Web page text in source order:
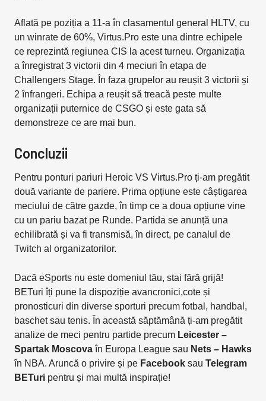
Aflată pe poziția a 11-a în clasamentul general HLTV, cu
un winrate de 60%, Virtus.Pro este una dintre echipele
ce reprezintă regiunea CIS la acest turneu. Organizația
a înregistrat 3 victorii din 4 meciuri în etapa de
Challengers Stage. În faza grupelor au reușit 3 victorii și
2 înfrangeri. Echipa a reușit să treacă peste multe
organizații puternice de CSGO și este gata să
demonstreze ce are mai bun.
Concluzii
Pentru ponturi pariuri Heroic VS Virtus.Pro ți-am pregătit
două variante de pariere. Prima opțiune este câștigarea
meciului de către gazde, în timp ce a doua opțiune vine
cu un pariu bazat pe Runde. Partida se anunță una
echilibrată și va fi transmisă, în direct, pe canalul de
Twitch al organizatorilor.
Dacă eSports nu este domeniul tău, stai fără grijă!
BETuri îți pune la dispoziție avancronici,cote și
pronosticuri din diverse sporturi precum fotbal, handbal,
baschet sau tenis. În această săptămână ți-am pregătit
analize de meci pentru partide precum Leicester –
Spartak Moscovaîn Europa League sau Nets – Hawks
în NBA. Aruncă o privire și pe Facebook sau Telegram
BETuri pentru și mai multă inspirație!